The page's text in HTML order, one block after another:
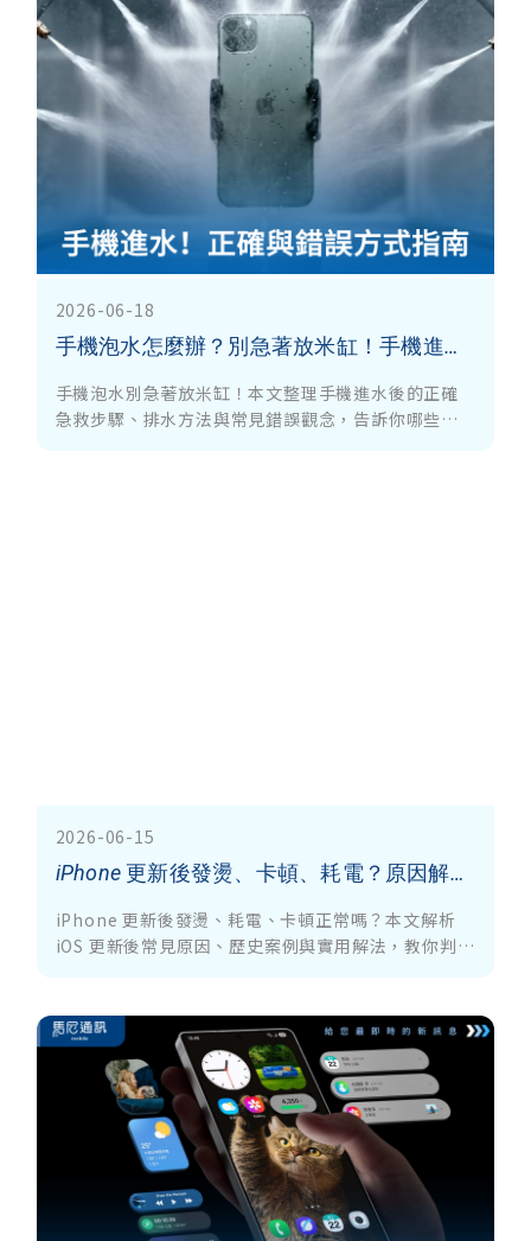
2026-06-18
手機泡水怎麼辦？別急著放米缸！手機進水急救指南：正確排水與自救 5 步驟
手機泡水別急著放米缸！本文整理手機進水後的正確
急救步驟、排水方法與常見錯誤觀念，告訴你哪些行
2026-06-15
iPhone 更新後發燙、卡頓、耗電？原因解析與解決方法一次看懂
iPhone 更新後發燙、耗電、卡頓正常嗎？本文解析
iOS 更新後常見原因、歷史案例與實用解法，教你判斷